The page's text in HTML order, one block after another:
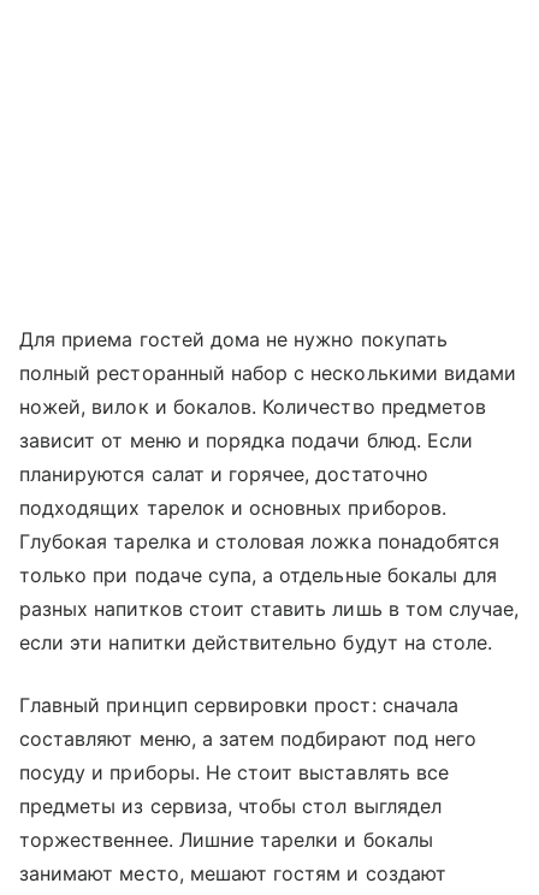
Для приема гостей дома не нужно покупать
полный ресторанный набор с несколькими видами
ножей, вилок и бокалов. Количество предметов
зависит от меню и порядка подачи блюд. Если
планируются салат и горячее, достаточно
подходящих тарелок и основных приборов.
Глубокая тарелка и столовая ложка понадобятся
только при подаче супа, а отдельные бокалы для
разных напитков стоит ставить лишь в том случае,
если эти напитки действительно будут на столе.
Главный принцип сервировки прост: сначала
составляют меню, а затем подбирают под него
посуду и приборы. Не стоит выставлять все
предметы из сервиза, чтобы стол выглядел
торжественнее. Лишние тарелки и бокалы
занимают место, мешают гостям и создают